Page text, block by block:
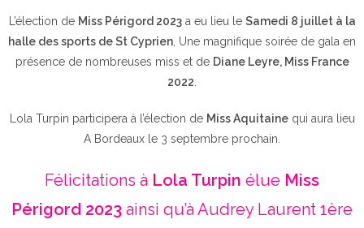
L’élection de Miss Périgord 2023a eu lieu le Samedi 8 juillet à la
halle des sports de St Cyprien , Une magnifique soirée de gala en
présence de nombreuses miss et de Diane Leyre, Miss France
2022
Lola Turpin participera à l’élection de Miss Aquitainequi aura lieu
A Bordeaux le 3 septembre prochain.
Félicitations à Lola Turpin élue Miss
Périgord 2023 ainsi qu’à Audrey Laurent 1ère